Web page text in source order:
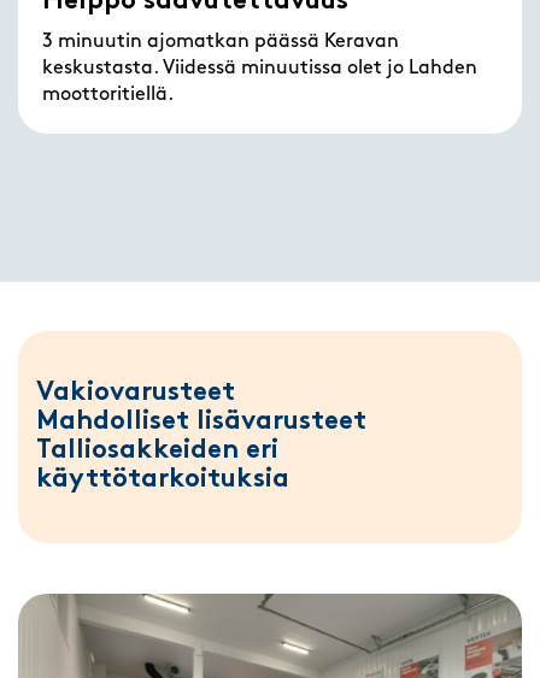
3 minuutin ajomatkan päässä Keravan
keskustasta. Viidessä minuutissa olet jo Lahden
moottoritiellä.
Vakiovarusteet
Mahdolliset lisävarusteet
Talliosakkeiden eri
käyttötarkoituksia